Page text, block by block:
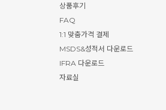
상품후기
FAQ
1:1 맞춤가격 결제
MSDS&성적서 다운로드
IFRA 다운로드
자료실